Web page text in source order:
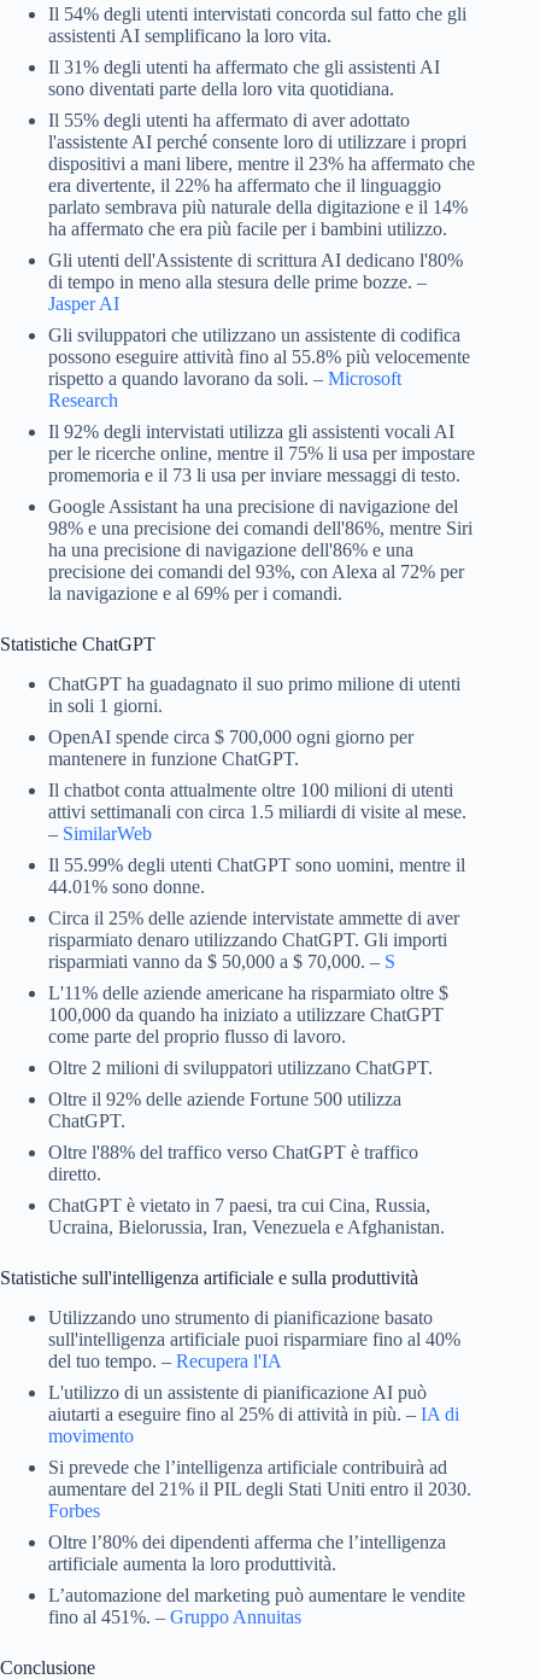
Il 54% degli utenti intervistati concorda sul fatto che gli
assistenti AI semplificano la loro vita.
Il 31% degli utenti ha affermato che gli assistenti AI
sono diventati parte della loro vita quotidiana.
Il 55% degli utenti ha affermato di aver adottato
l'assistente AI perché consente loro di utilizzare i propri
dispositivi a mani libere, mentre il 23% ha affermato che
era divertente, il 22% ha affermato che il linguaggio
parlato sembrava più naturale della digitazione e il 14%
ha affermato che era più facile per i bambini utilizzo.
Gli utenti dell'Assistente di scrittura AI dedicano l'80%
di tempo in meno alla stesura delle prime bozze. –
Jasper AI
Gli sviluppatori che utilizzano un assistente di codifica
possono eseguire attività fino al 55.8% più velocemente
rispetto a quando lavorano da soli. – Microsoft
Research
Il 92% degli intervistati utilizza gli assistenti vocali AI
per le ricerche online, mentre il 75% li usa per impostare
promemoria e il 73 li usa per inviare messaggi di testo.
Google Assistant ha una precisione di navigazione del
98% e una precisione dei comandi dell'86%, mentre Siri
ha una precisione di navigazione dell'86% e una
precisione dei comandi del 93%, con Alexa al 72% per
la navigazione e al 69% per i comandi.
Statistiche ChatGPT
ChatGPT ha guadagnato il suo primo milione di utenti
in soli 1 giorni.
OpenAI spende circa $ 700,000 ogni giorno per
mantenere in funzione ChatGPT.
Il chatbot conta attualmente oltre 100 milioni di utenti
attivi settimanali con circa 1.5 miliardi di visite al mese.
– SimilarWeb
Il 55.99% degli utenti ChatGPT sono uomini, mentre il
44.01% sono donne.
Circa il 25% delle aziende intervistate ammette di aver
risparmiato denaro utilizzando ChatGPT. Gli importi
risparmiati vanno da $ 50,000 a $ 70,000. – S
L'11% delle aziende americane ha risparmiato oltre $
100,000 da quando ha iniziato a utilizzare ChatGPT
come parte del proprio flusso di lavoro.
Oltre 2 milioni di sviluppatori utilizzano ChatGPT.
Oltre il 92% delle aziende Fortune 500 utilizza
ChatGPT.
Oltre l'88% del traffico verso ChatGPT è traffico
diretto.
ChatGPT è vietato in 7 paesi, tra cui Cina, Russia,
Ucraina, Bielorussia, Iran, Venezuela e Afghanistan.
Statistiche sull'intelligenza artificiale e sulla produttività
Utilizzando uno strumento di pianificazione basato
sull'intelligenza artificiale puoi risparmiare fino al 40%
del tuo tempo. – Recupera l'IA
L'utilizzo di un assistente di pianificazione AI può
aiutarti a eseguire fino al 25% di attività in più. – IA di
movimento
Si prevede che l’intelligenza artificiale contribuirà ad
aumentare del 21% il PIL degli Stati Uniti entro il 2030.
Forbes
Oltre l’80% dei dipendenti afferma che l’intelligenza
artificiale aumenta la loro produttività.
L’automazione del marketing può aumentare le vendite
fino al 451%. – Gruppo Annuitas
Conclusione